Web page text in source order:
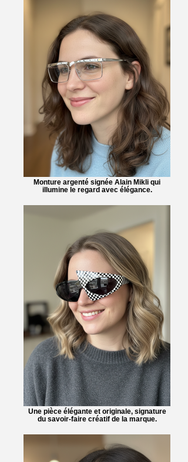
Monture argenté signée Alain Mikli qui
illumine le regard avec élégance.
Une pièce élégante et originale, signature
du savoir-faire créatif de la marque.